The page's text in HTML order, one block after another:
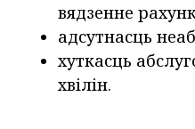
вядзенне
адсутнасць
хуткасць
хвілін.